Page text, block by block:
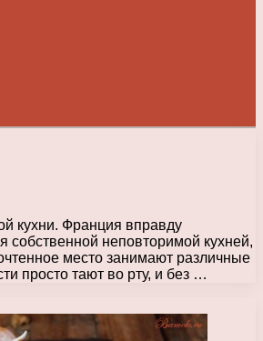
кухни. Франция вправду
собственной неповторимой кухней,
место занимают различные
просто тают во рту, и без …